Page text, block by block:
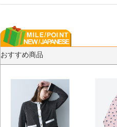
おすすめ商品